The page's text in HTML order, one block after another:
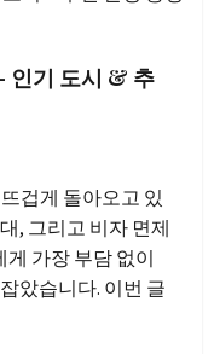
인기 도시 & 추
겁게 돌아오고 있
, 그리고 비자 면제
가장 부담 없이
았습니다. 이번 글